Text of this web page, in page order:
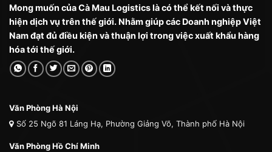
Mong muốn của Cà Mau Logistics là có thể kết nối và thực
hiện dịch vụ trên thế giới. Nhằm giúp các Doanh nghiệp Việt
Nam đạt đủ điều kiện và thuận lợi trong việc xuất khẩu hàng
hóa tới thế giới.
Văn Phòng Hà Nội
Số 25 Ngõ 81 Láng Hạ, Phường Giảng Võ, Thành phố Hà Nội
Văn Phòng Hồ Chí Minh